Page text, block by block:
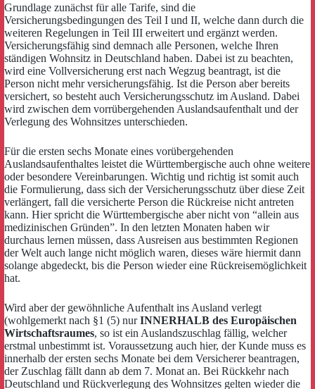
Grundlage zunächst für alle Tarife, sind die
Versicherungsbedingungen des Teil I und II, welche dann durch die
weiteren Regelungen in Teil III erweitert und ergänzt werden.
Versicherungsfähig sind demnach alle Personen, welche Ihren
ständigen Wohnsitz in Deutschland haben. Dabei ist zu beachten,
wird eine Vollversicherung erst nach Wegzug beantragt, ist die
Person nicht mehr versicherungsfähig. Ist die Person aber bereits
versichert, so besteht auch Versicherungsschutz im Ausland. Dabei
wird zwischen dem vorrübergehenden Auslandsaufenthalt und der
Verlegung des Wohnsitzes unterschieden.
Für die ersten sechs Monate eines vorübergehenden
Auslandsaufenthaltes leistet die Württembergische auch ohne weitere
oder besondere Vereinbarungen. Wichtig und richtig ist somit auch
die Formulierung, dass sich der Versicherungsschutz über diese Zeit
verlängert, fall die versicherte Person die Rückreise nicht antreten
kann. Hier spricht die Württembergische aber nicht von “allein aus
medizinischen Gründen”. In den letzten Monaten haben wir
durchaus lernen müssen, dass Ausreisen aus bestimmten Regionen
der Welt auch lange nicht möglich waren, dieses wäre hiermit dann
solange abgedeckt, bis die Person wieder eine Rückreisemöglichkeit
hat.
Wird aber der gewöhnliche Aufenthalt ins Ausland verlegt
(wohlgemerkt nach §1 (5) nurINNERHALB des Europäischen
Wirtschaftsraumes, so ist ein Auslandszuschlag fällig, welcher
erstmal unbestimmt ist. Voraussetzung auch hier, der Kunde muss es
innerhalb der ersten sechs Monate bei dem Versicherer beantragen,
der Zuschlag fällt dann ab dem 7. Monat an. Bei Rückkehr nach
Deutschland und Rückverlegung des Wohnsitzes gelten wieder die